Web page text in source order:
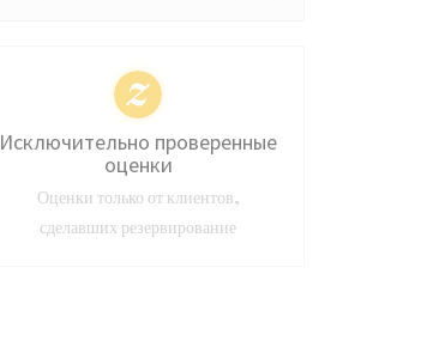
Исключительно проверенные
оценки
Оценки только от клиентов,
сделавших резервирование